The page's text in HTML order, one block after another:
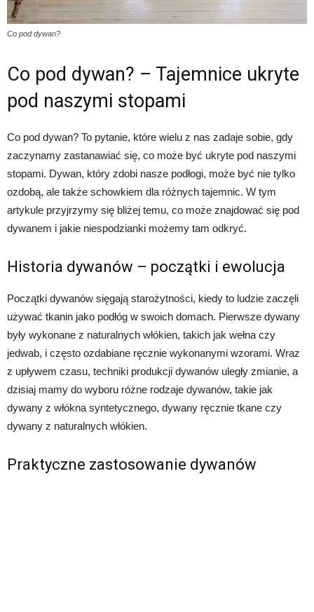
Co pod dywan?
Co pod dywan? – Tajemnice ukryte
pod naszymi stopami
Co pod dywan? To pytanie, które wielu z nas zadaje sobie, gdy
zaczynamy zastanawiać się, co może być ukryte pod naszymi
stopami. Dywan, który zdobi nasze podłogi, może być nie tylko
ozdobą, ale także schowkiem dla różnych tajemnic. W tym
artykule przyjrzymy się bliżej temu, co może znajdować się pod
dywanem i jakie niespodzianki możemy tam odkryć.
Historia dywanów – początki i ewolucja
Początki dywanów sięgają starożytności, kiedy to ludzie zaczęli
używać tkanin jako podłóg w swoich domach. Pierwsze dywany
były wykonane z naturalnych włókien, takich jak wełna czy
jedwab, i często ozdabiane ręcznie wykonanymi wzorami. Wraz
z upływem czasu, techniki produkcji dywanów uległy zmianie, a
dzisiaj mamy do wyboru różne rodzaje dywanów, takie jak
dywany z włókna syntetycznego, dywany ręcznie tkane czy
dywany z naturalnych włókien.
Praktyczne zastosowanie dywanów